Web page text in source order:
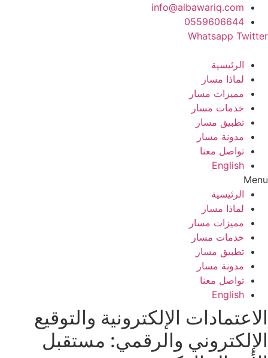
Skip
content
info@albawariq.com
0559606644
Whatsapp Twitter
الرئيسية
لماذا مسار
مميزات مسار
خدمات مسار
تطبيق مسار
مدونة مسار
تواصل معنا
English
Menu
الرئيسية
لماذا مسار
مميزات مسار
خدمات مسار
تطبيق مسار
مدونة مسار
تواصل معنا
English
الاعتمادات الإلكترونية والتوقيع
الإلكتروني والرقمي: مستقبل